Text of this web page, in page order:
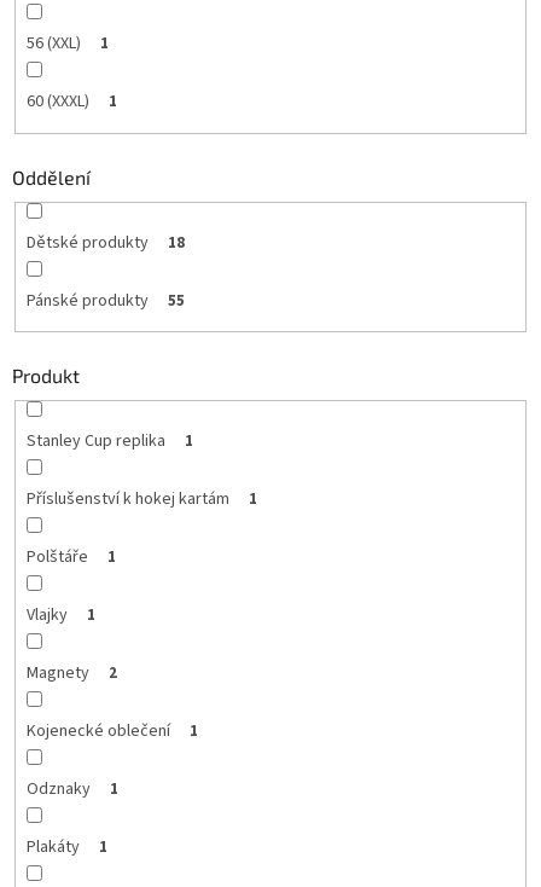
56 (XXL) 1
60 (XXXL) 1
Oddělení
Dětské produkty 18
Pánské produkty 55
Produkt
Stanley Cup replika 1
Příslušenství k hokej kartám 1
Polštáře 1
Vlajky 1
Magnety 2
Kojenecké oblečení 1
Odznaky 1
Plakáty 1